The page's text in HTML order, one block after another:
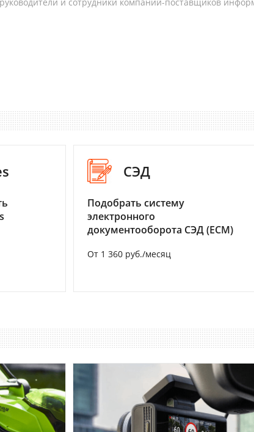
СЭД
Подобрать систему
электронного
документооборота СЭД (ECM)
От 1 360 руб./месяц